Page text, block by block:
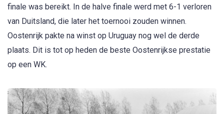
finale was bereikt. In de halve finale werd met 6-1 verloren
van Duitsland, die later het toernooi zouden winnen.
Oostenrijk pakte na winst op Uruguay nog wel de derde
plaats. Dit is tot op heden de beste Oostenrijkse prestatie
op een WK.